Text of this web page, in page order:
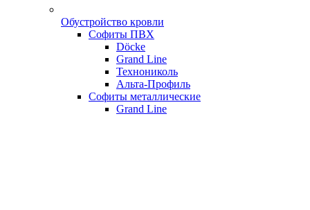
Обустройство кровли
Софиты ПВХ
Döcke
Grand Line
Технониколь
Альта-Профиль
Софиты металлические
Grand Line